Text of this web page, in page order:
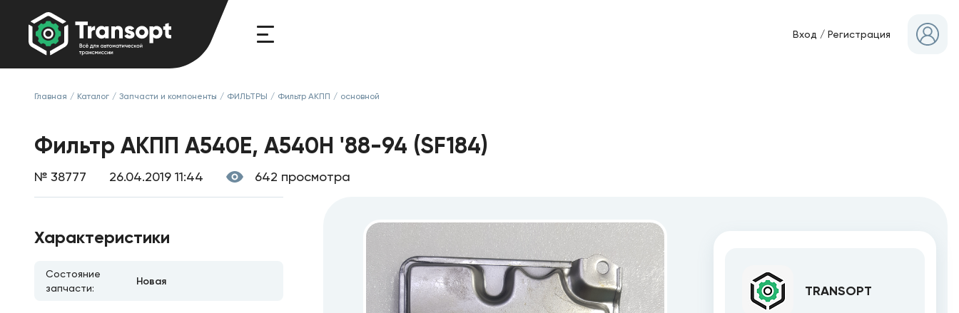
Вход /Регистрация
Главная / Каталог / Запчасти и компоненты / ФИЛЬТРЫ / Фильтр АКПП / основной
Фильтр АКПП A540E, A540H '88-94 (SF184)
№ 38777 26.04.2019 11:44 642 просмотра
Характеристики
Состояние
запчасти:
Новая
TRANSOPT